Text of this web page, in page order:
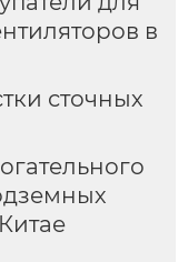
в
сточных